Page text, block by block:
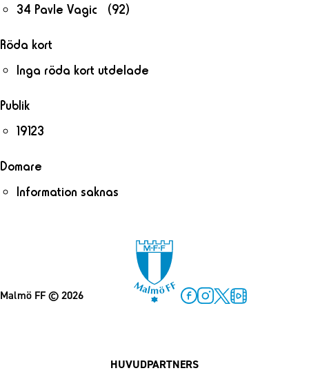
34 Pavle Vagic (92)
Röda kort
Inga röda kort utdelade
Publik
19123
Domare
Information saknas
Malmö FF© 2026
HUVUDPARTNERS